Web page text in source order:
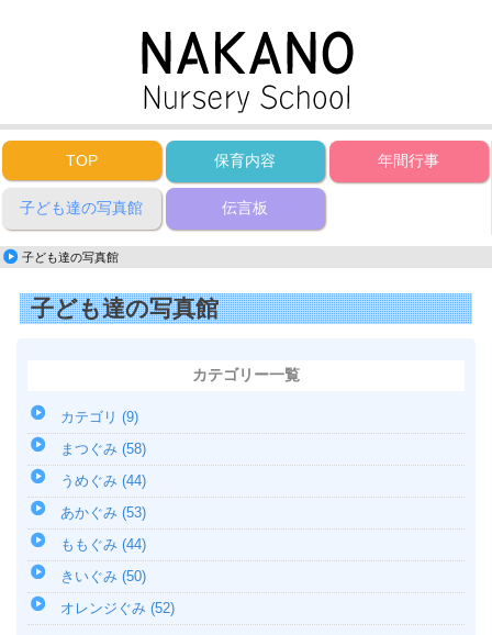
TOP 保育内容 年間行事
子ども達の写真館 伝言板
子ども達の写真館
子ども達の写真館
カテゴリー一覧
カテゴリ (9)
まつぐみ (58)
うめぐみ (44)
あかぐみ (53)
ももぐみ (44)
きいぐみ (50)
オレンジぐみ (52)